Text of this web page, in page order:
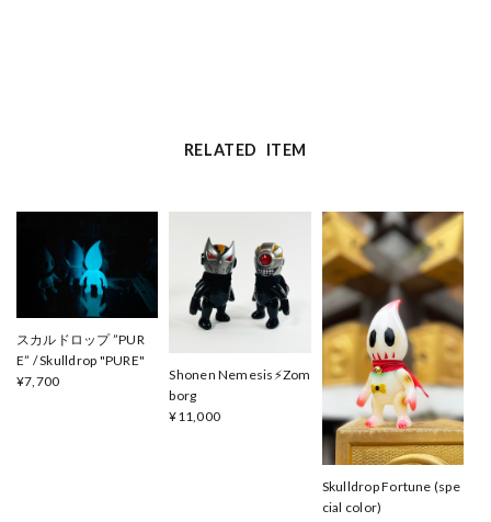
RELATED ITEM
スカルドロップ ”PUR
E” / Skulldrop "PURE"
¥7,700
Shonen Nemesis⚡️Zom
borg
¥11,000
Skulldrop Fortune (spe
cial color)